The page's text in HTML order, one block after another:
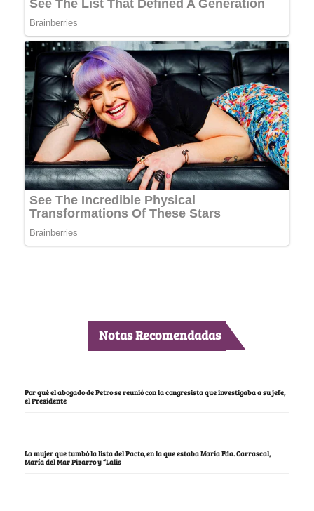
Notas Recomendadas
Por qué el abogado de Petro se reunió con la congresista que investigaba a su jefe,
el Presidente
La mujer que tumbó la lista del Pacto, en la que estaba María Fda. Carrascal,
María del Mar Pizarro y “Lalis